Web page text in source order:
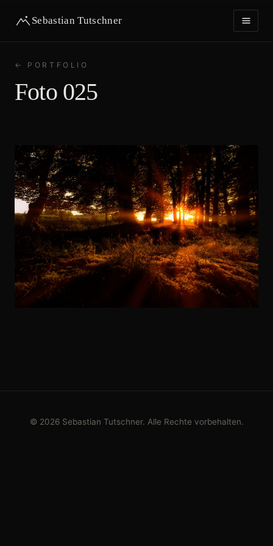
Sebastian Tutschner
HOME
PORTFOLIO
← PORTFOLIO
Foto 025
© 2026 Sebastian Tutschner. Alle Rechte vorbehalten.